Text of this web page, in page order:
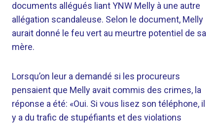
documents allégués liant YNW Melly à une autre
allégation scandaleuse. Selon le document, Melly
aurait donné le feu vert au meurtre potentiel de sa
mère.
Lorsqu’on leur a demandé si les procureurs
pensaient que Melly avait commis des crimes, la
réponse a été: «Oui. Si vous lisez son téléphone, il
y a du trafic de stupéfiants et des violations